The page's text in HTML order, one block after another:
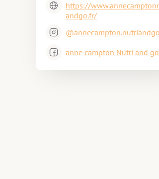
https://
andgo.fr/
@annecampton.nutriandgo
anne campton Nutri and go